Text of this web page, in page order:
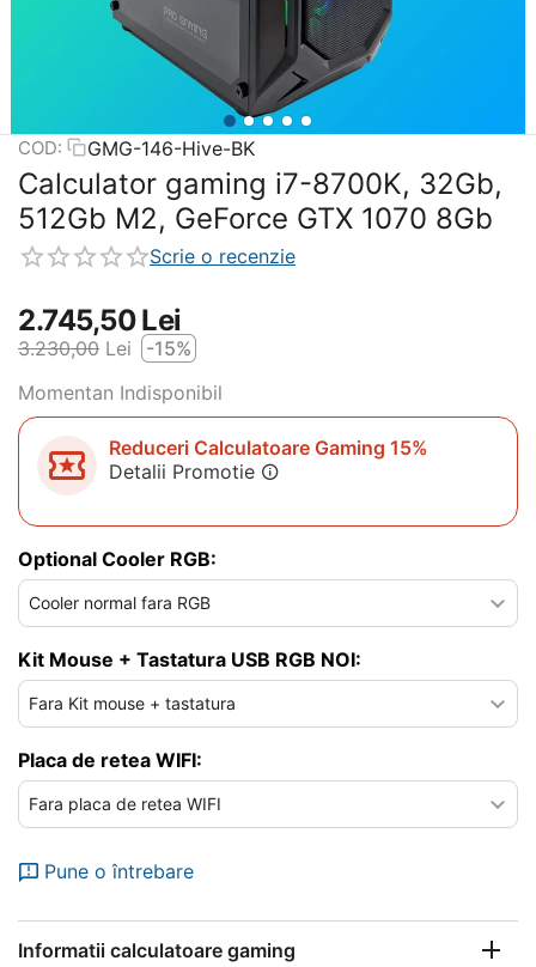
COD: GMG-146-Hive-BK
Calculator gaming i7-8700K, 32Gb,
512Gb M2, GeForce GTX 1070 8Gb
Scrie o recenzie
2.745,50Lei
3.230,00 Lei
-15%
Momentan Indisponibil
Reduceri Calculatoare Gaming 15%
Detalii Promotie
Optional Cooler RGB:
Kit Mouse + Tastatura USB RGB NOI:
Placa de retea WIFI:
Pune o întrebare
Informatii calculatoare gaming